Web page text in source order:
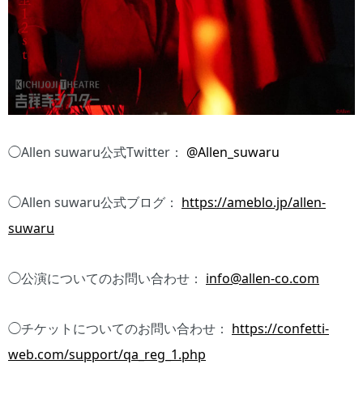
◯Allen suwaru公式Twitter： @Allen_suwaru
◯Allen suwaru公式ブログ： https://ameblo.jp/allen-
suwaru
◯公演についてのお問い合わせ： info@allen-co.com
◯チケットについてのお問い合わせ： https://confetti-
web.com/support/qa_reg_1.php